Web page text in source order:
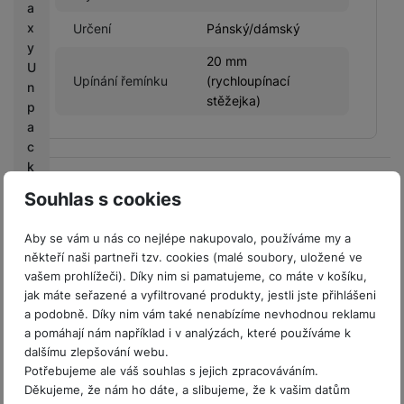
Souhlas s cookies
Aby se vám u nás co nejlépe nakupovalo, používáme my a
někteří naši partneři tzv. cookies (malé soubory, uložené ve
vašem prohlížeči). Díky nim si pamatujeme, co máte v košíku,
jak máte seřazené a vyfiltrované produkty, jestli jste přihlášeni
a podobně. Díky nim vám také nenabízíme nevhodnou reklamu
a pomáhají nám například i v analýzách, které používáme k
dalšímu zlepšování webu.
Potřebujeme ale váš souhlas s jejich zpracováváním.
Děkujeme, že nám ho dáte, a slibujeme, že k vašim datům
a
x
y
U
n
p
a
c
k
d
M
o
bi
le
O
ut
fit
te
Určení Pánský/dámský
Upínání řemínku
20 mm
(rychloupínací
stěžejka)
Recenze
Nebyla přidána žádná recenze.
Prodejny Samsung